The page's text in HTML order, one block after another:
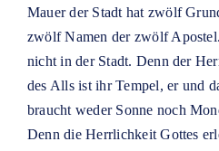
Mauer der Stadt hat zwölf
zwölf Namen der zwölf
nicht in der Stadt. Denn der
des Alls ist ihr Tempel, er und
braucht weder Sonne noch
Denn die Herrlichkeit Gottes